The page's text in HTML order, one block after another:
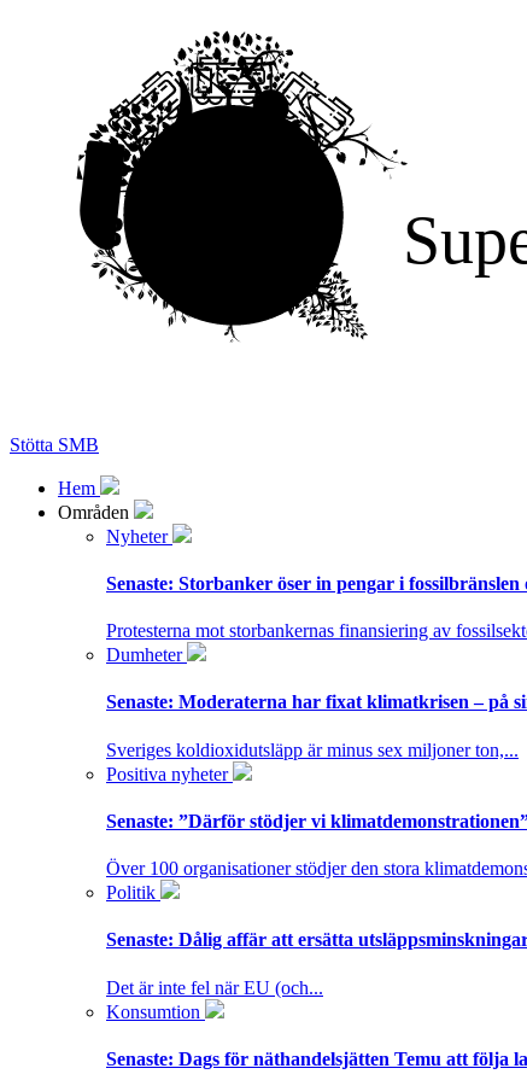
Stötta SMB
Hem
Områden
Nyheter
Senaste: Storbanker öser in pengar i fossilbränslen
Protesterna mot storbankernas finansiering av
Dumheter
Senaste: Moderaterna har fixat klimatkrisen – på
Sveriges koldioxidutsläpp är minus sex miljoner ton,...
Positiva nyheter
Senaste: ”Därför stödjer vi
Över 100 organisationer stödjer den stora
Politik
Senaste: Dålig affär att ersätta
Det är inte fel när EU (och...
Konsumtion
Senaste: Dags för näthandelsjätten Temu att följa